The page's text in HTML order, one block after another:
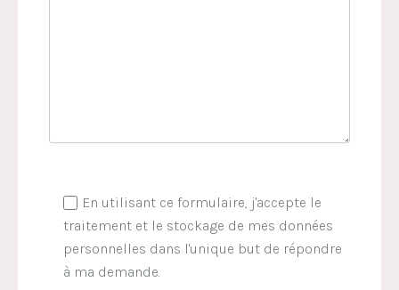
En utilisant ce formulaire, j'accepte le
traitement et le stockage de mes données
personnelles dans l'unique but de répondre
à ma demande.